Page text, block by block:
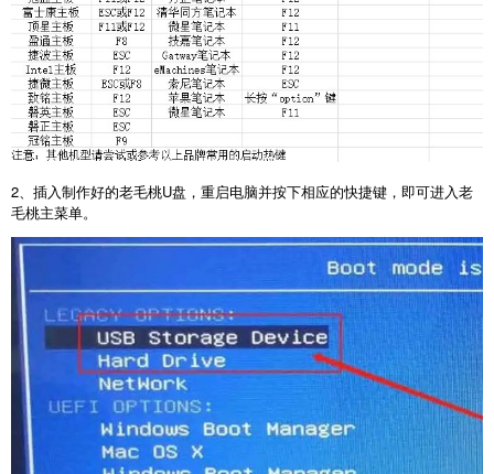
2、插入制作好的老毛桃U盘，重启电脑并按下相应的快捷键，即可进入老
毛桃主菜单。